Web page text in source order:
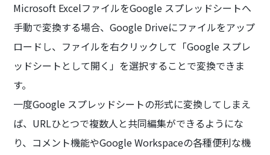
Microsoft ExcelファイルをGoogle スプレッドシートへ
手動で変換する場合、Google Driveにファイルをアップ
ロードし、ファイルを右クリックして「Google スプレ
ッドシートとして開く」を選択することで変換できま
す。
一度Google スプレッドシートの形式に変換してしまえ
ば、URLひとつで複数人と共同編集ができるようにな
り、コメント機能やGoogle Workspaceの各種便利な機